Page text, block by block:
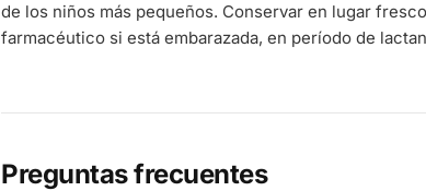
de los niños más pequeños. Conservar en lugar
farmacéutico si está embarazada, en período de
Preguntas frecuentes